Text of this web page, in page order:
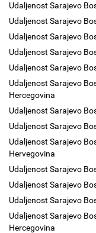
Udaljenost Sarajevo
Udaljenost Sarajevo
Udaljenost Sarajevo
Udaljenost Sarajevo
Udaljenost Sarajevo
Udaljenost Sarajevo
Hercegovina
Udaljenost Sarajevo
Udaljenost Sarajevo
Udaljenost Sarajevo
Hervegovina
Udaljenost Sarajevo
Udaljenost Sarajevo
Udaljenost Sarajevo
Udaljenost Sarajevo
Hercegovina